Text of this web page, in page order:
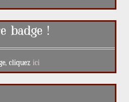
badge !
cliquez ici